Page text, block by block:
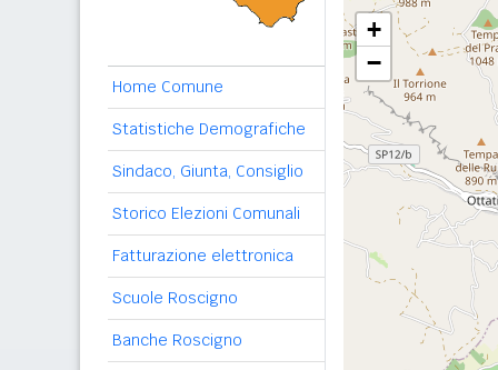
Home Comune
Statistiche Demografiche
Sindaco, Giunta, Consiglio
Storico Elezioni Comunali
Fatturazione elettronica
Scuole Roscigno
Banche Roscigno
+
−